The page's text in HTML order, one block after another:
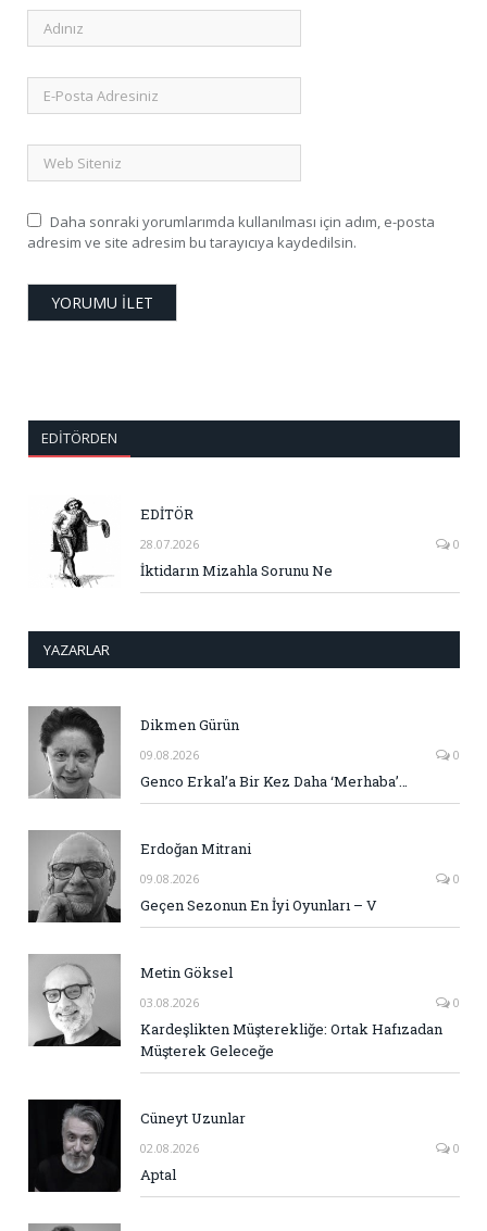
Daha sonraki yorumlarımda kullanılması için adım, e-posta
adresim ve site adresim bu tarayıcıya kaydedilsin.
EDITÖRDEN
EDİTÖR
28.07.2026 0
İktidarın Mizahla Sorunu Ne
YAZARLAR
Dikmen Gürün
09.08.2026 0
Genco Erkal’a Bir Kez Daha ‘Merhaba’…
Erdoğan Mitrani
09.08.2026 0
Geçen Sezonun En İyi Oyunları – V
Metin Göksel
03.08.2026 0
Kardeşlikten Müşterekliğe: Ortak Hafızadan
Müşterek Geleceğe
Cüneyt Uzunlar
02.08.2026 0
Aptal